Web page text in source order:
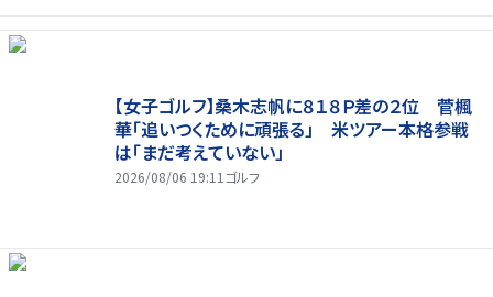
【女子ゴルフ】桑木志帆に８１８Ｐ差の２位 菅楓
華「追いつくために頑張る」 米ツアー本格参戦
は「まだ考えていない」
2026/08/06 19:11 ゴルフ